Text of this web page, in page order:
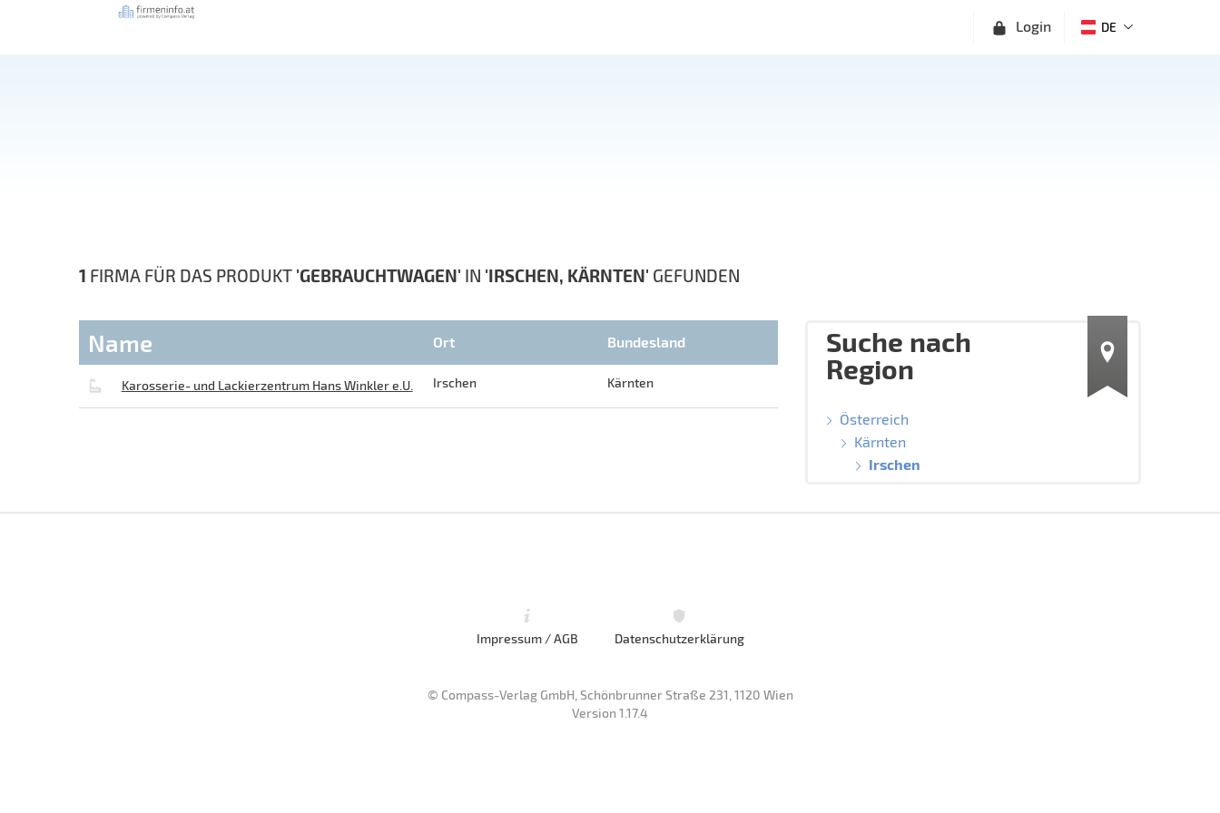
Login DE
1 FIRMA FÜR DAS PRODUKT 'GEBRAUCHTWAGEN' IN 'IRSCHEN, KÄRNTEN' GEFUNDEN
Name Ort Bundesland
Karosserie- und Lackierzentrum Hans Winkler e.U. Irschen Kärnten
Suche nach
Region
Österreich
Kärnten
Irschen
Impressum / AGB Datenschutzerklärung
© Compass-Verlag GmbH, Schönbrunner Straße 231, 1120 Wien
Version 1.17.4